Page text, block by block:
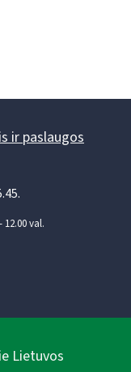
ir paslaugos
val.
Lietuvos